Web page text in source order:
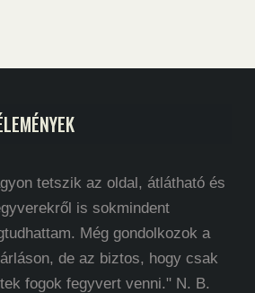
tetszik az oldal, átlátható és
is sokmindent
Még gondolkozok a
de az biztos, hogy csak
fogok fegyvert venni." N. B.